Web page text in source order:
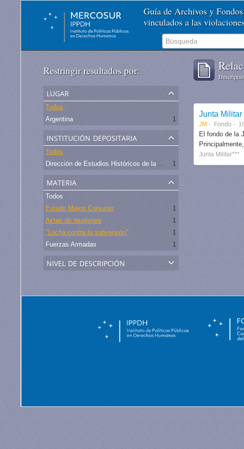
Guía de Archivos y
vinculados a las
Restringir resultados por:
lugar
Todos
Argentina
1
institución depositaria
Todos
Dirección de Estudios Históricos de la Fuerza Aérea
1
materia
Todos
Estado Mayor Conjunto
1
Actas de reuniones
1
"Lucha contra la subversión"
1
Fuerzas Armadas
1
nivel de descripción
Junta Militar
JM Fondo
El fondo de la
Junta Militar***